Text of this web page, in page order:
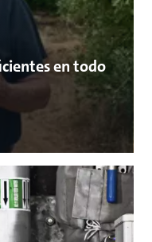
en todo